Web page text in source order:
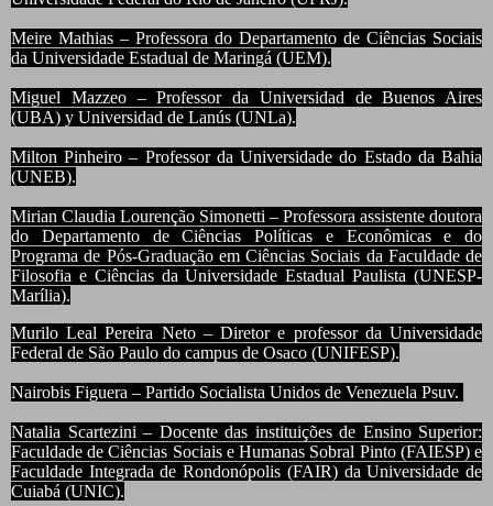
Meire Mathias – Professora do Departamento de Ciências Sociais
da Universidade Estadual de Maringá (UEM).
Miguel Mazzeo – Professor da Universidad de Buenos Aires
(UBA) y Universidad de Lanús (UNLa).
Milton Pinheiro – Professor da Universidade do Estado da Bahia
(UNEB).
Mirian Claudia Lourenção Simonetti – Professora assistente doutora
do Departamento de Ciências Políticas e Econômicas e do
Programa de Pós-Graduação em Ciências Sociais da Faculdade de
Filosofia e Ciências da Universidade Estadual Paulista (UNESP-
Marília).
Murilo Leal Pereira Neto – Diretor e professor da Universidade
Federal de São Paulo do campus de Osaco (UNIFESP).
Nairobis Figuera – Partido Socialista Unidos de Venezuela Psuv.
Natalia Scartezini – Docente das instituições de Ensino Superior:
Faculdade de Ciências Sociais e Humanas Sobral Pinto (FAIESP) e
Faculdade Integrada de Rondonópolis (FAIR) da Universidade de
Cuiabá (UNIC).